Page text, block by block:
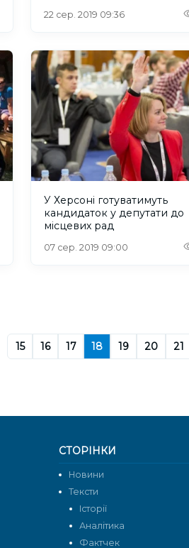
22 сер. 2019 09:36
У Херсоні готуватимуть
кандидаток у депутати до
місцевих рад
07 сер. 2019 09:00
15 16 17 18 19 20 21
СТОРІНКИ
Новини
Тексти
Історії
Аналітика
Фактчек